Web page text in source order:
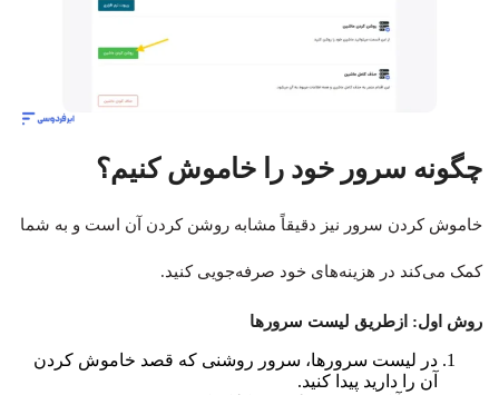
چگونه سرور خود را خاموش کنیم؟
خاموش کردن سرور نیز دقیقاً مشابه روشن کردن آن است و به شما
کمک می‌کند در هزینه‌های خود صرفه‌جویی کنید.
روش اول: ازطریق لیست سرورها
در لیست سرورها، سرور روشنی که قصد خاموش کردن
آن را دارید پیدا کنید.